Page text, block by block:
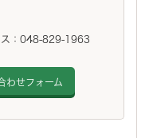
ス：048-829-1963
わせフォーム